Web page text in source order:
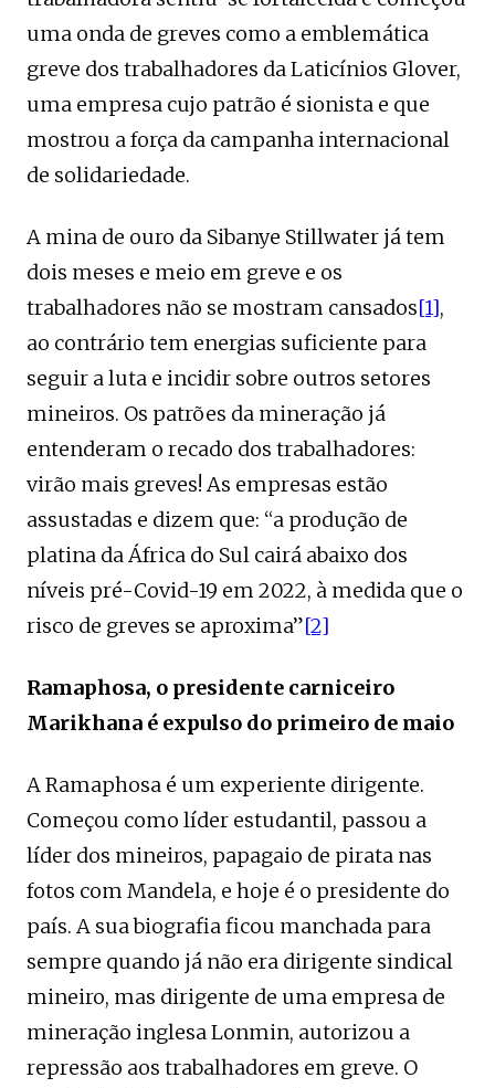
uma onda de greves como a emblemática
greve dos trabalhadores da Laticínios Glover,
uma empresa cujo patrão é sionista e que
mostrou a força da campanha internacional
de solidariedade.
A mina de ouro da Sibanye Stillwater já tem
dois meses e meio em greve e os
trabalhadores não se mostram cansados[1],
ao contrário tem energias suficiente para
seguir a luta e incidir sobre outros setores
mineiros. Os patrões da mineração já
entenderam o recado dos trabalhadores:
virão mais greves! As empresas estão
assustadas e dizem que: “a produção de
platina da África do Sul cairá abaixo dos
níveis pré-Covid-19 em 2022, à medida que o
risco de greves se aproxima”[2]
Ramaphosa, o presidente carniceiro
Marikhana é expulso do primeiro de maio
A Ramaphosa é um experiente dirigente.
Começou como líder estudantil, passou a
líder dos mineiros, papagaio de pirata nas
fotos com Mandela, e hoje é o presidente do
país. A sua biografia ficou manchada para
sempre quando já não era dirigente sindical
mineiro, mas dirigente de uma empresa de
mineração inglesa Lonmin, autorizou a
repressão aos trabalhadores em greve. O